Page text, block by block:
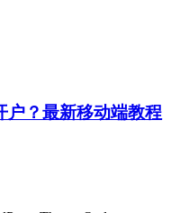
户？最新移动端教程